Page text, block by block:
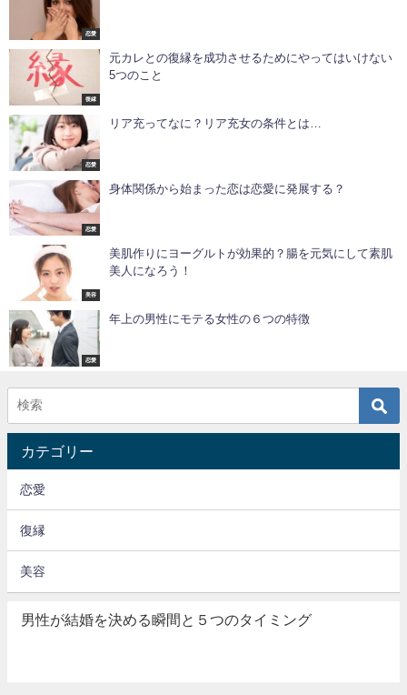
恋愛
復縁
元カレとの復縁を成功させるためにやってはいけない
5つのこと
恋愛
リア充ってなに？リア充女の条件とは…
恋愛
身体関係から始まった恋は恋愛に発展する？
美容
美肌作りにヨーグルトが効果的？腸を元気にして素肌
美人になろう！
恋愛
年上の男性にモテる女性の６つの特徴
カテゴリー
恋愛
復縁
美容
男性が結婚を決める瞬間と５つのタイミング